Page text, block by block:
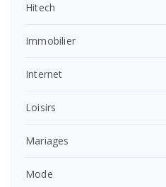
Hitech
Immobilier
Internet
Loisirs
Mariages
Mode